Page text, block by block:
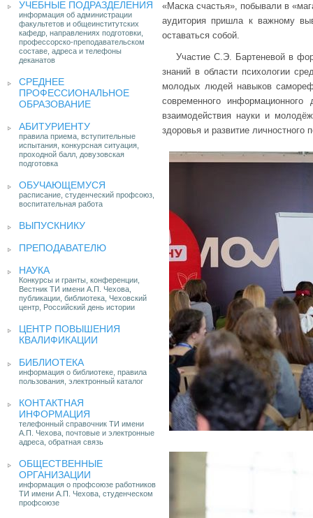
УЧЕБНЫЕ ПОДРАЗДЕЛЕНИЯ
информация об администрации
факультетов и общеинститутских
кафедр, направлениях подготовки,
профессорско-преподавательском
составе, адреса и телефоны
деканатов
СРЕДНЕЕ
ПРОФЕССИОНАЛЬНОЕ
ОБРАЗОВАНИЕ
АБИТУРИЕНТУ
правила приема, вступительные
испытания, конкурсная ситуация,
проходной балл, довузовская
подготовка
ОБУЧАЮЩЕМУСЯ
расписание, студенческий профсоюз,
воспитательная работа
ВЫПУСКНИКУ
ПРЕПОДАВАТЕЛЮ
НАУКА
Конкурсы и гранты, конференции,
Вестник ТИ имени А.П. Чехова,
публикации, библиотека, Чеховский
центр, Российский день истории
ЦЕНТР ПОВЫШЕНИЯ
КВАЛИФИКАЦИИ
БИБЛИОТЕКА
информация о библиотеке, правила
пользования, электронный каталог
КОНТАКТНАЯ
ИНФОРМАЦИЯ
телефонный справочник ТИ имени
А.П. Чехова, почтовые и электронные
адреса, обратная связь
ОБЩЕСТВЕННЫЕ
ОРГАНИЗАЦИИ
информация о профсоюзе работников
ТИ имени А.П. Чехова, студенческом
профсоюзе
«Маска счастья», побывали в
аудитория пришла к важному
оставаться собой.
Участие С.Э. Бартеневой в
знаний в области психологии
молодых людей навыков
современного
взаимодействия науки и
здоровья и развитие личностного